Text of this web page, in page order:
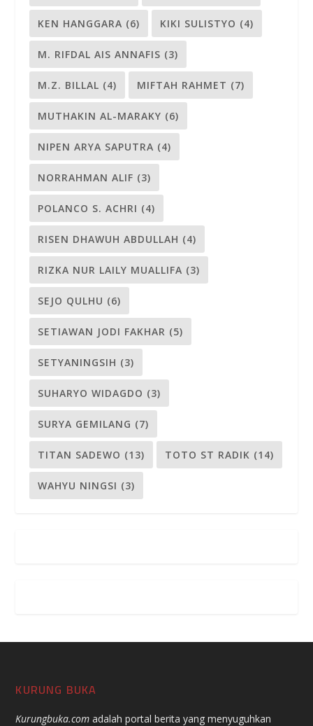
KEN HANGGARA (6) KIKI SULISTYO (4)
M. RIFDAL AIS ANNAFIS (3)
M.Z. BILLAL (4) MIFTAH RAHMET (7)
MUTHAKIN AL-MARAKY (6)
NIPEN ARYA SAPUTRA (4)
NORRAHMAN ALIF (3)
POLANCO S. ACHRI (4)
RISEN DHAWUH ABDULLAH (4)
RIZKA NUR LAILY MUALLIFA (3)
SEJO QULHU (6)
SETIAWAN JODI FAKHAR (5)
SETYANINGSIH (3)
SUHARYO WIDAGDO (3)
SURYA GEMILANG (7)
TITAN SADEWO (13) TOTO ST RADIK (14)
WAHYU NINGSI (3)
KURUNG BUKA
Kurungbuka.com adalah portal berita yang menyuguhkan